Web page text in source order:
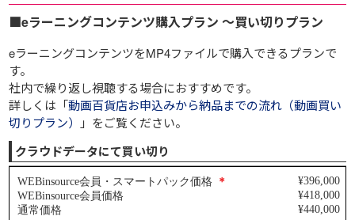
■eラーニングコンテンツ購入プラン ～買い切りプラン
eラーニングコンテンツをMP4ファイルで購入できるプランで
す。
社内で繰り返し視聴する場合におすすめです。
詳しくは「動画百貨店お申込みから納品までの流れ（動画買い
切りプラン）
」をご覧ください。
クラウドデータにて買い切り